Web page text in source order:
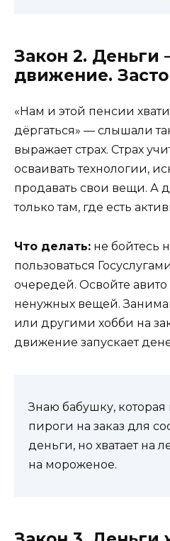
Закон 2. Деньги
движение.
«Нам и этой пенсии
дёргаться» — слышали
выражает страх. Страх
осваивать технологии,
продавать свои вещи. А
только там, где есть
Что делать: не бойтесь
пользоваться
очередей. Освойте
ненужных вещей.
или другими хобби на
движение запускает
Знаю бабушку, которая
пироги на заказ для
деньги, но хватает на
на мороженое.